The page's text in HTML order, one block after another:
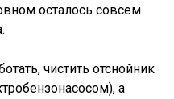
осталось совсем
чистить отснойник
а